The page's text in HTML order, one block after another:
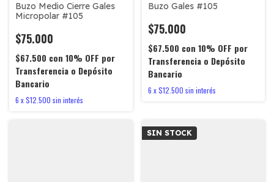
Buzo Medio Cierre Gales
Micropolar #105
$75.000
$67.500 con 10% OFF por
Transferencia o Depósito
Bancario
6 x$12.500 sin interés
Buzo Gales #105
$75.000
$67.500 con 10% OFF por
Transferencia o Depósito
Bancario
6 x$12.500 sin interés
SIN STOCK